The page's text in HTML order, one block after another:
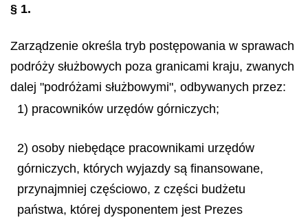
§ 1.
Zarządzenie określa tryb postępowania w sprawach
podróży służbowych poza granicami kraju, zwanych
dalej "podróżami służbowymi", odbywanych przez:
1) pracowników urzędów górniczych;
2) osoby niebędące pracownikami urzędów
górniczych, których wyjazdy są finansowane,
przynajmniej częściowo, z części budżetu
państwa, której dysponentem jest Prezes